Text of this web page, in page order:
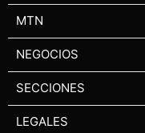
MTN
NEGOCIOS
SECCIONES
LEGALES